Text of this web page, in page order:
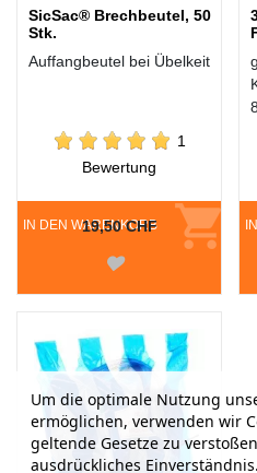
SicSac® Brechbeutel, 50
Stk.
Auffangbeutel bei Übelkeit
IN DEN WARENKORB
19,50 CHF
1
Bewertung
Um die optimale Nutzung
ermöglichen, verwenden wir
geltende Gesetze zu
ausdrückliches Einverständnis.